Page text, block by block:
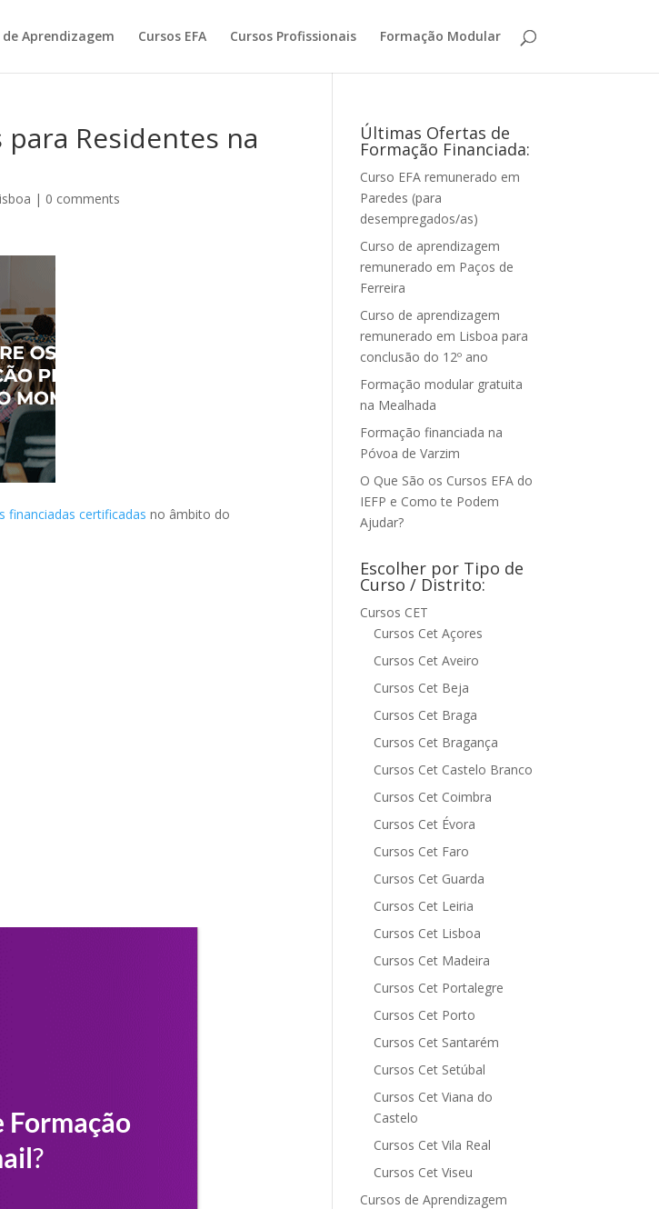
de Aprendizagem Cursos EFA Cursos Profissionais Formação Modular
Residentes na
| 0 comments
financiadas certificadas no âmbito do
Últimas Ofertas de
Formação Financiada:
Curso EFA remunerado em
Paredes (para
desempregados/as)
Curso de aprendizagem
remunerado em Paços de
Ferreira
Curso de aprendizagem
remunerado em Lisboa para
conclusão do 12º ano
Formação modular gratuita
na Mealhada
Formação financiada na
Póvoa de Varzim
O Que São os Cursos EFA do
IEFP e Como te Podem
Ajudar?
Escolher por Tipo de
Curso / Distrito:
Cursos CET
Cursos Cet Açores
Cursos Cet Aveiro
Cursos Cet Beja
Cursos Cet Braga
Cursos Cet Bragança
Cursos Cet Castelo Branco
Cursos Cet Coimbra
Cursos Cet Évora
Cursos Cet Faro
Cursos Cet Guarda
Cursos Cet Leiria
Cursos Cet Lisboa
Cursos Cet Madeira
Cursos Cet Portalegre
Cursos Cet Porto
Cursos Cet Santarém
Cursos Cet Setúbal
Cursos Cet Viana do
Castelo
Cursos Cet Vila Real
Cursos Cet Viseu
Cursos de Aprendizagem